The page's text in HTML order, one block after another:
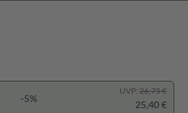
-5%
UVP: 26,75 €
25,40 €